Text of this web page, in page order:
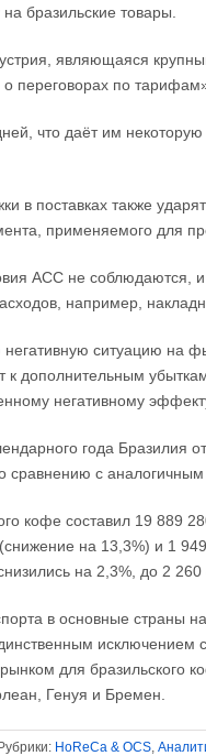
бразильские товары.
являющаяся
переговорах по
что даёт им
в поставках также
применяемого для
ACC не соблюдаются,
например,
негативную ситуацию на
к дополнительным
негативному
года Бразилия
сравнению с
кофе составил 19 889
на 13,3%) и 1
на 2,3%, до 2
в основные
исключением
для бразильского
Генуя и Бремен.
HoReCa & OCS